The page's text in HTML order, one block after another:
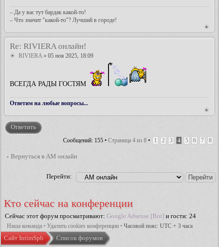
– Да у вас тут бардак какой-то!
– Что значит "какой-то"? Лучший в городе!
Re: RIVIERA онлайн!
RIVIERA » 05 ноя 2025, 18:09
ВСЕГДА РАДЫ ГОСТЯМ
Ответим на любые вопросы...
Ответить
Сообщений: 155 • Страница 4 из 8 • 1 2 3 4 5 6 7 8
Вернуться в АМ онлайн
Перейти:
Кто сейчас на конференции
Сейчас этот форум просматривают: Google Adsense [Bot] и гости: 24
Наша команда • Удалить cookies конференции • Часовой пояс: UTC + 3 часа
Сайт IntimSpb Список форумов